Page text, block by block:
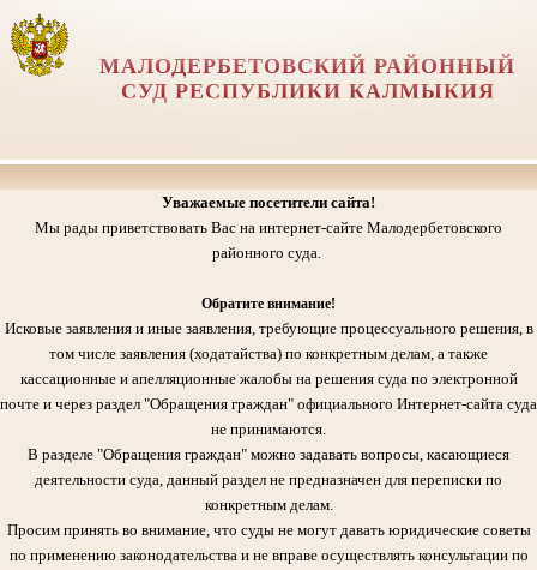
МАЛОДЕРБЕТОВСКИЙ РАЙОННЫЙ
СУД РЕСПУБЛИКИ КАЛМЫКИЯ
Уважаемые посетители сайта!
Мы рады приветствовать Вас на интернет-сайте Малодербетовского
районного суда.
Обратите внимание!
Исковые заявления и иные заявления, требующие процессуального решения, в
том числе заявления (ходатайства) по конкретным делам, а также
кассационные и апелляционные жалобы на решения суда по электронной
почте и через раздел "Обращения граждан" официального Интернет-сайта суда
не принимаются.
В разделе "Обращения граждан" можно задавать вопросы, касающиеся
деятельности суда, данный раздел не предназначен для переписки по
конкретным делам.
Просим принять во внимание, что суды не могут давать юридические советы
по применению законодательства и не вправе осуществлять консультации по